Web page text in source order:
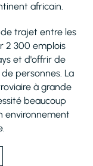
africain.
trajet entre les
2 300 emplois
et d'offrir de
personnes. La
à grande
beaucoup
environnement